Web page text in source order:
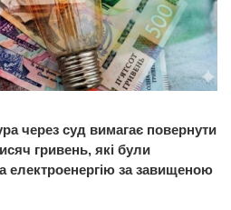
через суд вимагає повернути
гривень, які були
електроенергію за завищеною